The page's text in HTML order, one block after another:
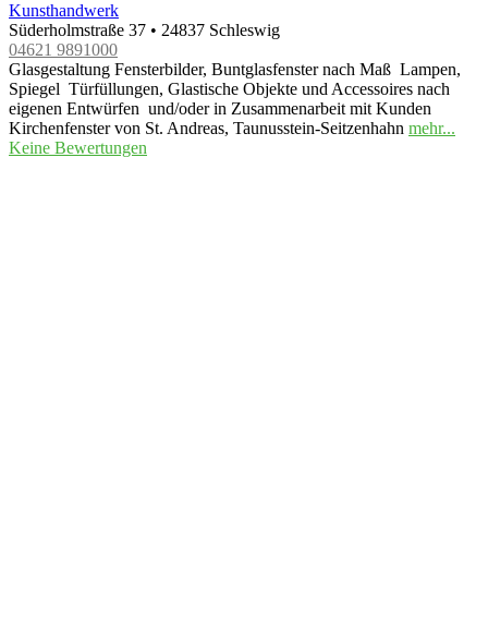
Kunsthandwerk
Süderholmstraße 37 • 24837 Schleswig
04621 9891000
Glasgestaltung Fensterbilder, Buntglasfenster nach Maß Lampen,
Spiegel Türfüllungen, Glastische Objekte und Accessoires nach
eigenen Entwürfen und/oder in Zusammenarbeit mit Kunden
Kirchenfenster von St. Andreas, Taunusstein-Seitzenhahn mehr...
Keine Bewertungen